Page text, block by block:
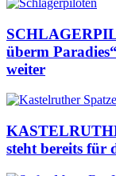
überm
weiter
steht bereits für